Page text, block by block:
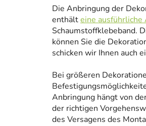
Die Anbringung der
enthälteine
Schaumstoffklebeband.
können Sie die
schicken wir Ihnen auch
Bei größeren
Anbringung hängt von
der richtigen
des Versagens des